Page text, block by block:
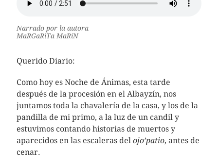
Narrado por la autora
MaRGaRiTa MaRíN
Querido Diario:
Como hoy es Noche de Ánimas, esta tarde
después de la procesión en el Albayzín, nos
juntamos toda la chavalería de la casa, y los de la
pandilla de mi primo, a la luz de un candil y
estuvimos contando historias de muertos y
aparecidos en las escaleras del ojo’patio, antes de
cenar.